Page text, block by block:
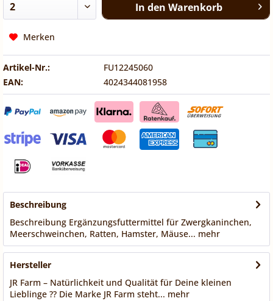
In den Warenkorb
Merken
Artikel-Nr.:
FU12245060
EAN:
4024344081958
Beschreibung
Beschreibung Ergänzungsfuttermittel für Zwergkaninchen,
Meerschweinchen, Ratten, Hamster, Mäuse... mehr
Hersteller
JR Farm – Natürlichkeit und Qualität für Deine kleinen
Lieblinge ?? Die Marke JR Farm steht... mehr